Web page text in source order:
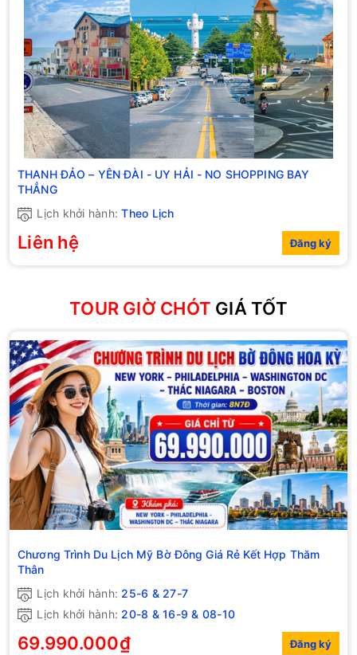
THANH ĐẢO – YÊN ĐÀI - UY HẢI - NO SHOPPING BAY
THẲNG
Lịch khởi hành:Theo Lịch
Liên hệ Đăng ký
TOUR GIỜ CHÓT GIÁ TỐT
Chương Trình Du Lịch Mỹ Bờ Đông Giá Rẻ Kết Hợp Thăm
Thân
Lịch khởi hành: 25-6 & 27-7
Lịch khởi hành: 20-8 & 16-9 & 08-10
69.990.000₫ Đăng ký